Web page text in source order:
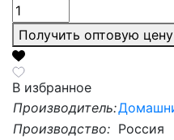
Получить оптовую цену
В избранное
Производитель:
Производство: Россия